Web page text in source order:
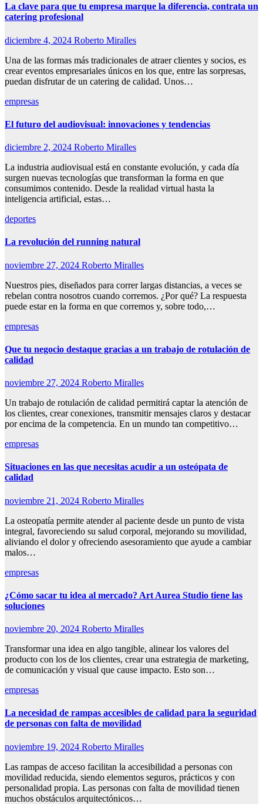
La clave para que tu empresa marque la diferencia, contrata un
catering profesional
diciembre 4, 2024 Roberto Miralles
Una de las formas más tradicionales de atraer clientes y socios, es
crear eventos empresariales únicos en los que, entre las sorpresas,
puedan disfrutar de un catering de calidad. Unos…
empresas
El futuro del audiovisual: innovaciones y tendencias
diciembre 2, 2024 Roberto Miralles
La industria audiovisual está en constante evolución, y cada día
surgen nuevas tecnologías que transforman la forma en que
consumimos contenido. Desde la realidad virtual hasta la
inteligencia artificial, estas…
deportes
La revolución del running natural
noviembre 27, 2024 Roberto Miralles
Nuestros pies, diseñados para correr largas distancias, a veces se
rebelan contra nosotros cuando corremos. ¿Por qué? La respuesta
puede estar en la forma en que corremos y, sobre todo,…
empresas
Que tu negocio destaque gracias a un trabajo de rotulación de
calidad
noviembre 27, 2024 Roberto Miralles
Un trabajo de rotulación de calidad permitirá captar la atención de
los clientes, crear conexiones, transmitir mensajes claros y destacar
por encima de la competencia. En un mundo tan competitivo…
empresas
Situaciones en las que necesitas acudir a un osteópata de
calidad
noviembre 21, 2024 Roberto Miralles
La osteopatía permite atender al paciente desde un punto de vista
integral, favoreciendo su salud corporal, mejorando su movilidad,
aliviando el dolor y ofreciendo asesoramiento que ayude a cambiar
malos…
empresas
¿Cómo sacar tu idea al mercado? Art Aurea Studio tiene las
soluciones
noviembre 20, 2024 Roberto Miralles
Transformar una idea en algo tangible, alinear los valores del
producto con los de los clientes, crear una estrategia de marketing,
de comunicación y visual que cause impacto. Esto son…
empresas
La necesidad de rampas accesibles de calidad para la seguridad
de personas con falta de movilidad
noviembre 19, 2024 Roberto Miralles
Las rampas de acceso facilitan la accesibilidad a personas con
movilidad reducida, siendo elementos seguros, prácticos y con
personalidad propia. Las personas con falta de movilidad tienen
muchos obstáculos arquitectónicos…